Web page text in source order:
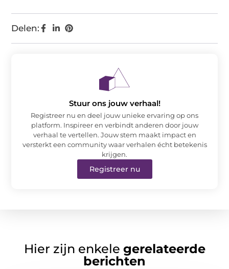
Delen:
Stuur ons jouw verhaal!
Registreer nu en deel jouw unieke ervaring op ons
platform. Inspireer en verbindt anderen door jouw
verhaal te vertellen. Jouw stem maakt impact en
versterkt een community waar verhalen écht betekenis
krijgen.
Registreer nu
Hier zijn enkele gerelateerde
berichten